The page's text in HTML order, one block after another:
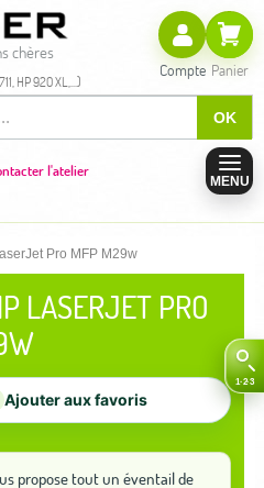
chères
HP 920 XL,...)
OK
Compte Panier
l'atelier
MENU
Pro MFP M29w
LASERJET PRO
Ajouter aux favoris
propose tout un éventail de